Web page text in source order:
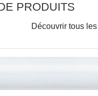
PRODUITS
Découvrir tous